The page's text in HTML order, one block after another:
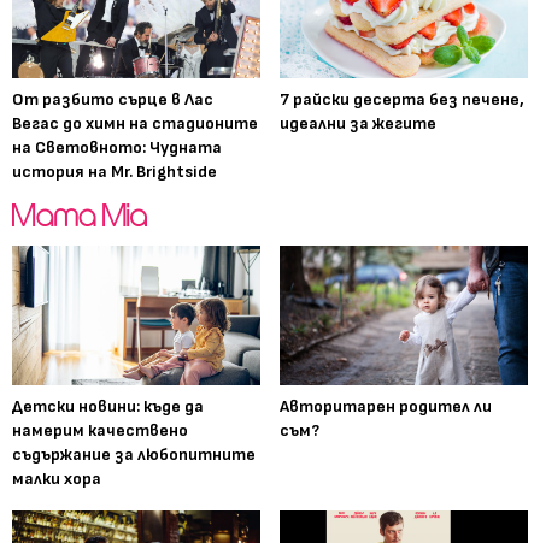
От разбито сърце в Лас
Вегас до химн на стадионите
на Световното: Чудната
история на Mr. Brightside
7 райски десерта без печене,
идеални за жегите
Детски новини: къде да
намерим качествено
съдържание за любопитните
малки хора
Авторитарен родител ли
съм?